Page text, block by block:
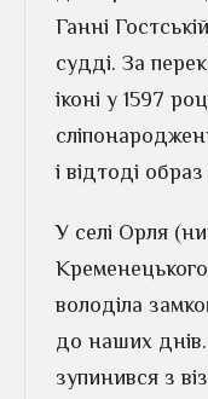
Ганні
судді. За
іконі у 1597
і відтоді
У селі Орля
володіла
до наших
зупинився з